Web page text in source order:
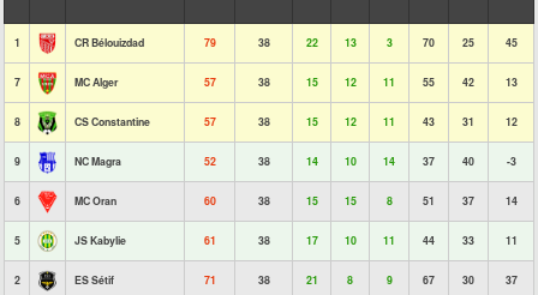
1 CR Bélouizdad 79 38 22 13 3 70 25 45
7 MC Alger 57 38 15 12 11 55 42 13
8 CS Constantine 57 38 15 12 11 43 31 12
9 NC Magra 52 38 14 10 14 37 40 -3
6 MC Oran 60 38 15 15 8 51 37 14
5 JS Kabylie 61 38 17 10 11 44 33 11
2 ES Sétif 71 38 21 8 9 67 30 37